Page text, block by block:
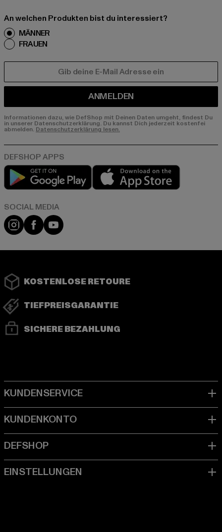
An welchen Produkten bist du interessiert?
MÄNNER
FRAUEN
ANMELDEN
Informationen dazu, wie DefShop mit Deinen Daten umgeht, findest Du
in unserer Datenschutzerklärung. Du kannst Dich jederzeit kostenfei
abmelden. Datenschutzerklärung lesen.
Play market
Instagram
FacebookYouTube
KOSTENLOSE RETOURE
TIEFPREISGARANTIE
SICHERE BEZAHLUNG